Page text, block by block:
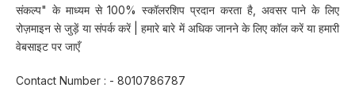
संकल्प" के माध्यम से 100% स्कॉलरशिप प्रदान करता है, अवसर पाने के लिए
रोज़माइन से जुड़ें या संपर्क करें | हमारे बारे में अधिक जानने के लिए कॉल करें या हमारी
वेबसाइट पर जाएँ
Contact Number : - 8010786787